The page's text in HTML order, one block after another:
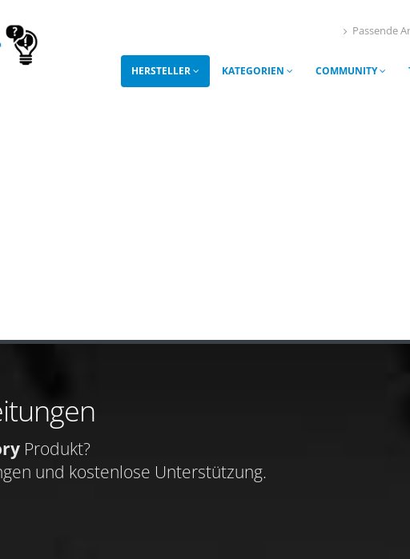
Passende
HERSTELLER KATEGORIEN COMMUNITY
Produkt?
und kostenlose Unterstützung.